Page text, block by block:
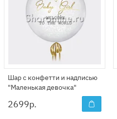
Шар с конфетти и надписью
"Маленькая девочка"
2699р.